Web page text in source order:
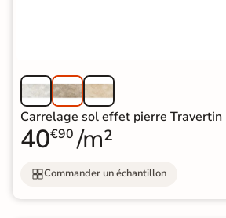
Carrelage sol effet pierre
40€90 /m²
Commander un échantillon